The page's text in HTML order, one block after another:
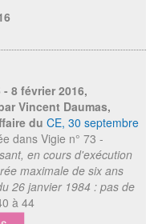
- 8 février 2016,
Vincent Daumas,
du CE, 30 septembre
dans Vigie n° 73 -
en cours d'exécution
maximale de six ans
26 janvier 1984 : pas de
à 44